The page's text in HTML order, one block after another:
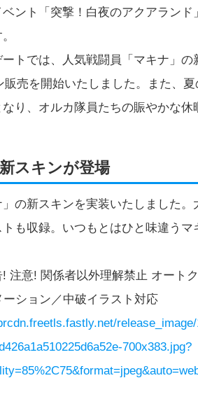
ント「突撃！白夜のアクアラン
トでは、人気戦闘員「マキナ」
販売を開始いたしました。また、
り、オルカ隊員たちの賑やかな
スキンが登場
の新スキンを実装いたしました
も収録。いつもとはひと味違う
! 注意! 関係者以外理解禁止 オート
ション／中破イラスト対応
700x383.jpg?